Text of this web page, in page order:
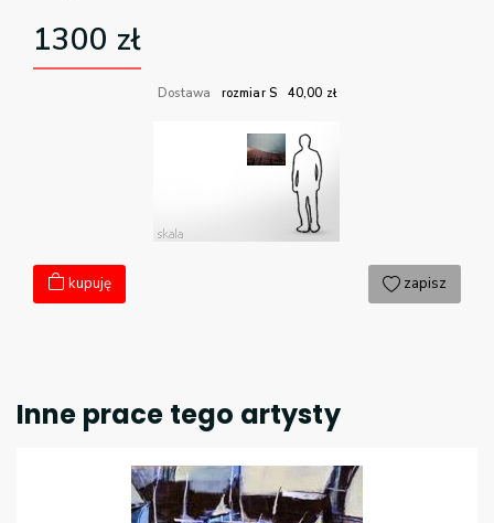
1300 zł
Dostawa rozmiar S 40,00 zł
kupuję zapisz
Inne prace tego artysty